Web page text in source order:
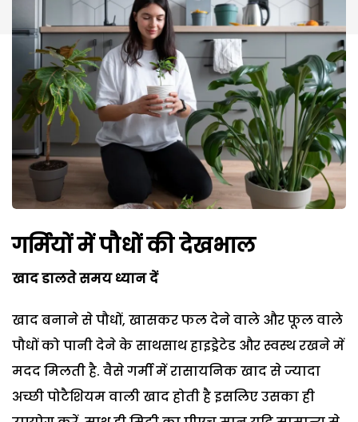
गर्मियों में पौधों की देखभाल
खाद डालते समय ध्यान दें
खाद बनाने से पौधों, खासकर फल देने वाले और फूल वाले
पौधों को पानी देने के साथसाथ हाइड्रेटेड और स्वस्थ रखने में
मदद मिलती है. वैसे गर्मी में रासायनिक खाद से ज्यादा
अच्छी पोटैशियम वाली खाद होती है इसलिए उसका ही